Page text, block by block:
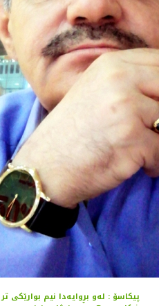
پیكاسۆ : له‌و بڕوایه‌دا نیم بوارێكی